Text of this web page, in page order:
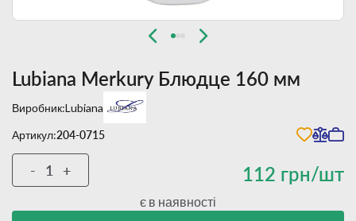
Lubiana Merkury Блюдце 160 мм
Виробник:Lubiana
Артикул:204-0715
112 грн/шт
- +
є в наявності